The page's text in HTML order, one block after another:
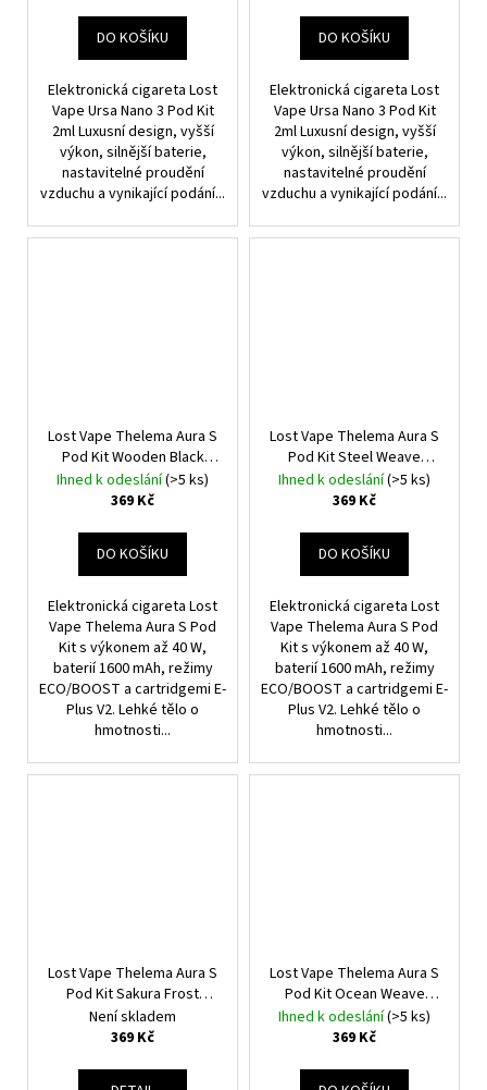
DO KOŠÍKU
Elektronická cigareta Lost
Vape Ursa Nano 3 Pod Kit
2ml Luxusní design, vyšší
výkon, silnější baterie,
nastavitelné proudění
vzduchu a vynikající podání...
DO KOŠÍKU
Elektronická cigareta Lost
Vape Ursa Nano 3 Pod Kit
2ml Luxusní design, vyšší
výkon, silnější baterie,
nastavitelné proudění
vzduchu a vynikající podání...
Lost Vape Thelema Aura S
Pod Kit Wooden Black
1600mAh
Ihned k odeslání(>5 ks)
369 Kč
DO KOŠÍKU
Elektronická cigareta Lost
Vape Thelema Aura S Pod
Kit s výkonem až 40 W,
baterií 1600 mAh, režimy
ECO/BOOST a cartridgemi E-
Plus V2. Lehké tělo o
hmotnosti...
Lost Vape Thelema Aura S
Pod Kit Steel Weave
1600mAh
Ihned k odeslání(>5 ks)
369 Kč
DO KOŠÍKU
Elektronická cigareta Lost
Vape Thelema Aura S Pod
Kit s výkonem až 40 W,
baterií 1600 mAh, režimy
ECO/BOOST a cartridgemi E-
Plus V2. Lehké tělo o
hmotnosti...
Lost Vape Thelema Aura S
Pod Kit Sakura Frost
1600mAh
Není skladem
369 Kč
Lost Vape Thelema Aura S
Pod Kit Ocean Weave
1600mAh
Ihned k odeslání(>5 ks)
369 Kč